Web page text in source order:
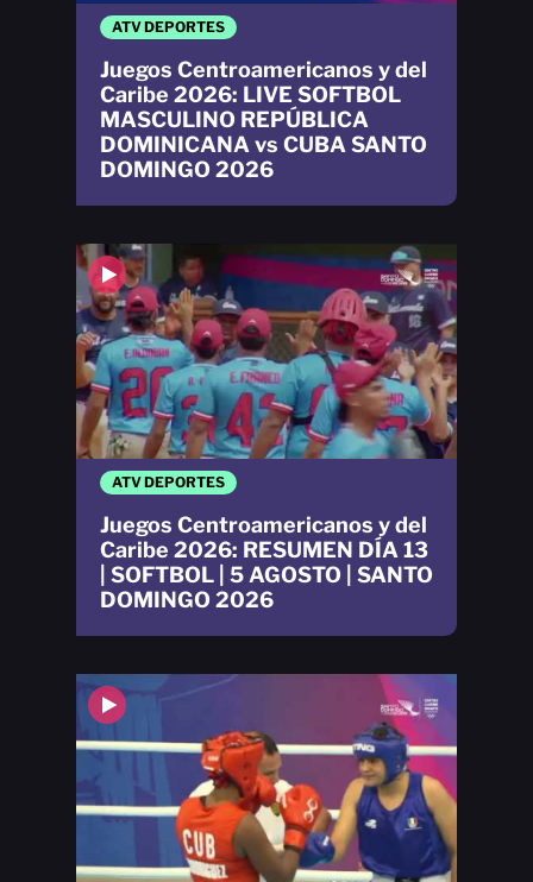
ATV DEPORTES
Juegos Centroamericanos y del
Caribe 2026: LIVE SOFTBOL
MASCULINO REPÚBLICA
DOMINICANA vs CUBA SANTO
DOMINGO 2026
ATV DEPORTES
Juegos Centroamericanos y del
Caribe 2026: RESUMEN DÍA 13
| SOFTBOL | 5 AGOSTO | SANTO
DOMINGO 2026